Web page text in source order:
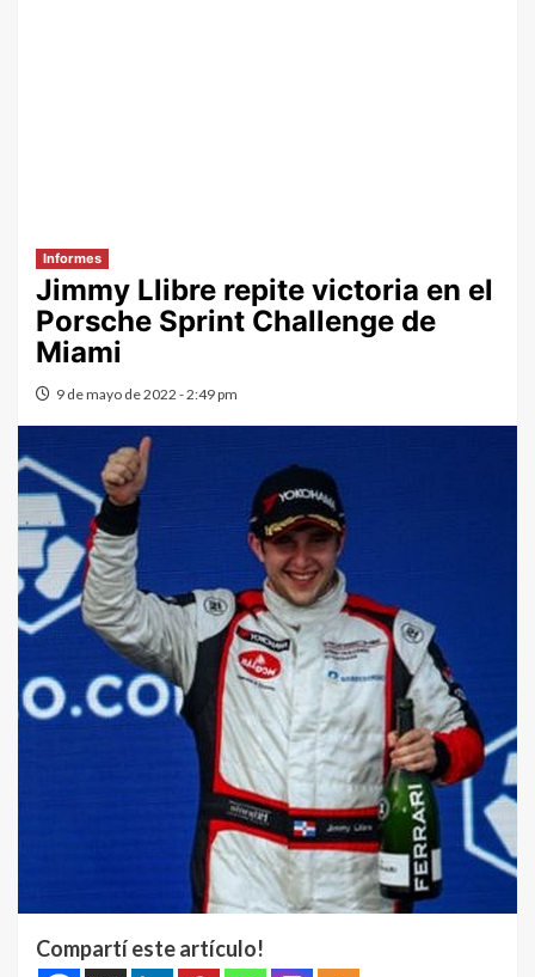
Informes
Jimmy Llibre repite victoria en el
Porsche Sprint Challenge de
Miami
9 de mayo de 2022 - 2:49 pm
Compartí este artículo!